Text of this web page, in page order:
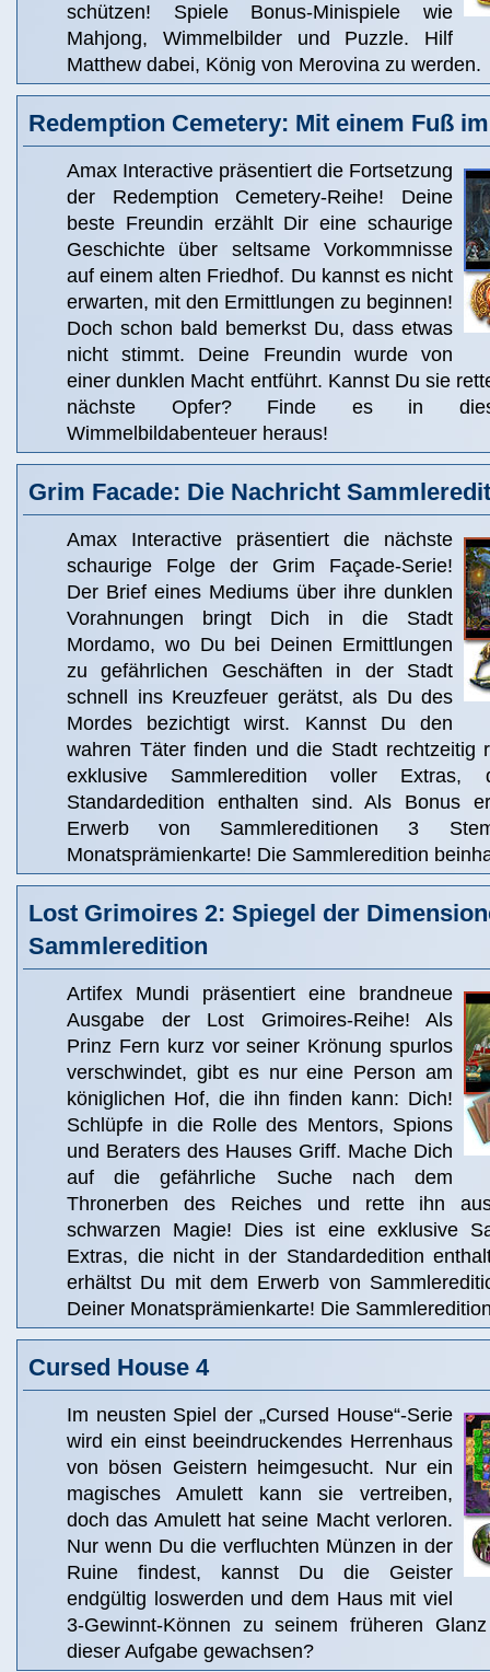
schützen! Spiele Bonus-Minispiele wie
Mahjong, Wimmelbilder und Puzzle. Hilf
Matthew dabei, König von Merovina zu werden.
Redemption Cemetery: Mit einem Fuß
Amax Interactive präsentiert die Fortsetzung
der Redemption Cemetery-Reihe! Deine
beste Freundin erzählt Dir eine schaurige
Geschichte über seltsame Vorkommnisse
auf einem alten Friedhof. Du kannst es nicht
erwarten, mit den Ermittlungen zu beginnen!
Doch schon bald bemerkst Du, dass etwas
nicht stimmt. Deine Freundin wurde von
einer dunklen Macht entführt. Kannst Du sie
nächste Opfer? Finde es in
Wimmelbildabenteuer heraus!
Grim Facade: Die Nachricht
Amax Interactive präsentiert die nächste
schaurige Folge der Grim Façade-Serie!
Der Brief eines Mediums über ihre dunklen
Vorahnungen bringt Dich in die Stadt
Mordamo, wo Du bei Deinen Ermittlungen
zu gefährlichen Geschäften in der Stadt
schnell ins Kreuzfeuer gerätst, als Du des
Mordes bezichtigt wirst. Kannst Du den
wahren Täter finden und die Stadt rechtzeitig
exklusive Sammleredition voller
Standardedition enthalten sind. Als Bonus
Erwerb von Sammlereditionen 3
Monatsprämienkarte! Die Sammleredition
Lost Grimoires 2: Spiegel der
Sammleredition
Artifex Mundi präsentiert eine brandneue
Ausgabe der Lost Grimoires-Reihe! Als
Prinz Fern kurz vor seiner Krönung spurlos
verschwindet, gibt es nur eine Person am
königlichen Hof, die ihn finden kann: Dich!
Schlüpfe in die Rolle des Mentors, Spions
und Beraters des Hauses Griff. Mache Dich
auf die gefährliche Suche nach dem
Thronerben des Reiches und rette ihn
schwarzen Magie! Dies ist eine exklusive
Extras, die nicht in der Standardedition
erhältst Du mit dem Erwerb von
Deiner Monatsprämienkarte! Die
Cursed House 4
Im neusten Spiel der „Cursed House“-Serie
wird ein einst beeindruckendes Herrenhaus
von bösen Geistern heimgesucht. Nur ein
magisches Amulett kann sie vertreiben,
doch das Amulett hat seine Macht verloren.
Nur wenn Du die verfluchten Münzen in der
Ruine findest, kannst Du die Geister
endgültig loswerden und dem Haus mit viel
3-Gewinnt-Können zu seinem früheren
dieser Aufgabe gewachsen?